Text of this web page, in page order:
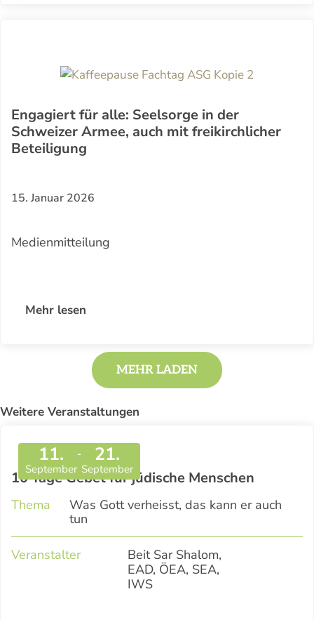
Engagiert für alle: Seelsorge in der
Schweizer Armee, auch mit freikirchlicher
Beteiligung
15. Januar 2026
Medienmitteilung
Mehr lesen
MEHR LADEN
Weitere Veranstaltungen
11.
September
- 21.
September
10 Tage Gebet für jüdische Menschen
Thema
Was Gott verheisst, das kann er auch
tun
Veranstalter
Beit Sar Shalom,
EAD, ÖEA, SEA,
IWS